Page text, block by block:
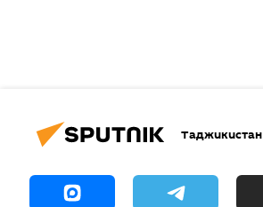
Таджикистан